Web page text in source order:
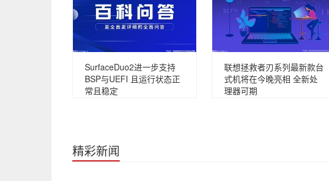
SurfaceDuo2进一步支持
BSP与UEFI 且运行状态正
常且稳定
联想拯救者刃系列最新款台
式机将在今晚亮相 全新处
理器可期
精彩新闻